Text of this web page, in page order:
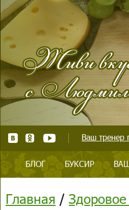
Ваш тренер
БЛОГ БУКСИР
Главная /